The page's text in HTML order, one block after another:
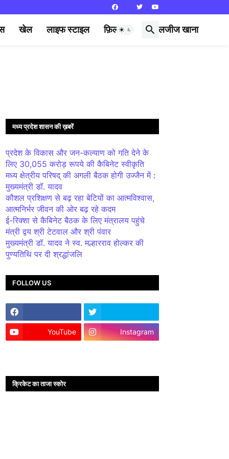
खेल लाइफ स्टाइल फ़िल्मी दुनिया लजीज खाना
मध्य प्रदेश शासन की ख़बरें
प्रदेश के विकास और जन-कल्याण को गति देने के
लिए 30,055 करोड़ रूपये की कैबिनेट स्वीकृति
मध्य क्षेत्रीय परिषद् की अगली बैठक होगी उज्जैन में :
मुख्यमंत्री डॉ. यादव
कौशल प्रशिक्षण से बढ़ रहा बेटियों का आत्मविश्वास,
आत्मनिर्भर जीवन की ओर बढ़ रहे कदम
ई-रिक्शा से कैबिनेट बैठक के लिए मंत्रालय पहुंचे
मंत्री द्वय श्री टेटवाल और श्री पंवार
मुख्यमंत्री डॉ. यादव ने स्व. मल्हारराव होल्कर की
पुण्यतिथि पर दी श्रद्धांजलि
FOLLOW US
YouTube Instagram
क्रिकेट का ताजा स्कोर